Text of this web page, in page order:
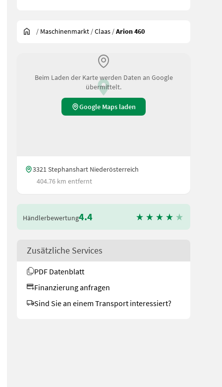
/ Maschinenmarkt /Claas /Arion 460
Beim Laden der Karte werden Daten an Google
übermittelt.
Google Maps laden
3321 Stephanshart Niederösterreich
404.76 km entfernt
Händlerbewertung4.4
Zusätzliche Services
PDF Datenblatt
Finanzierung anfragen
Sind Sie an einem Transport interessiert?